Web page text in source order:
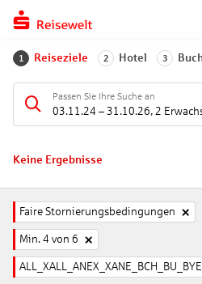
1 Reiseziele 2 Hotel 3
Passen Sie Ihre Suche an
03.11.24 – 31.10.26, 2
Keine Ergebnisse
Faire Stornierungsbedingungen
Min. 4 von 6